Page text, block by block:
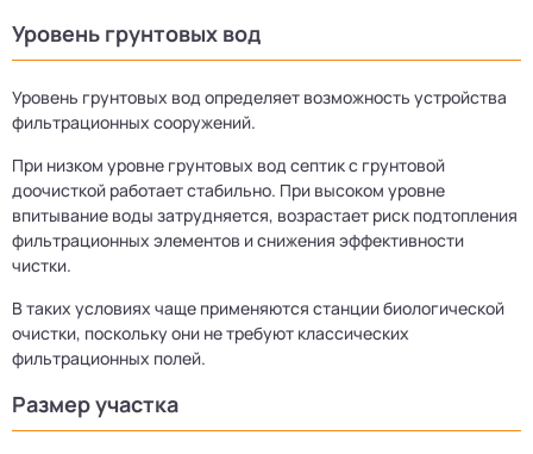
Уровень грунтовых вод
Уровень грунтовых вод определяет возможность устройства
фильтрационных сооружений.
При низком уровне грунтовых вод септик с грунтовой
доочисткой работает стабильно. При высоком уровне
впитывание воды затрудняется, возрастает риск подтопления
фильтрационных элементов и снижения эффективности
чистки.
В таких условиях чаще применяются станции биологической
очистки, поскольку они не требуют классических
фильтрационных полей.
Размер участка